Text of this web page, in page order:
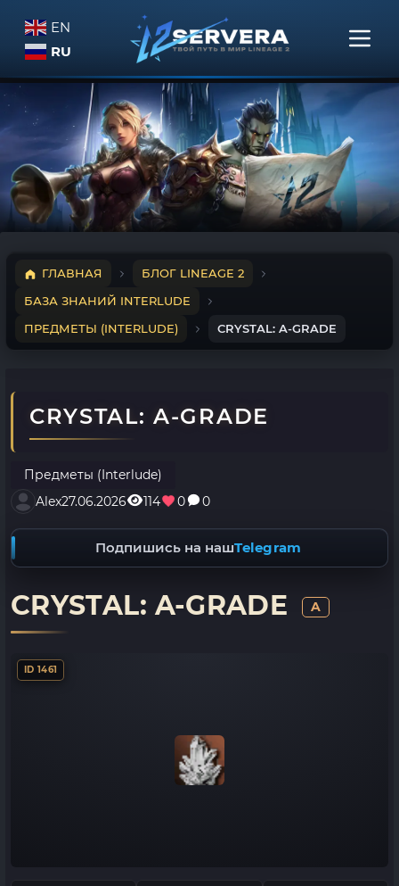
EN
RU
ГЛАВНАЯ
БЛОГ LINEAGE 2
БАЗА ЗНАНИЙ INTERLUDE
ПРЕДМЕТЫ (INTERLUDE)
CRYSTAL: A-GRADE
CRYSTAL: A-GRADE
Предметы (Interlude)
Alex27.06.2026 114 0 0
Подпишись на нашTelegram
CRYSTAL: A-GRADE A
ID 1461